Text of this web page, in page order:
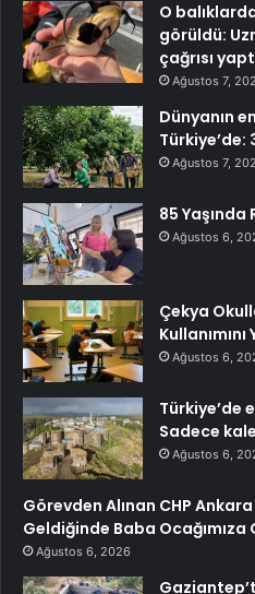
O
görüldü:
çağrısı
Ağustos 7,
Dünyanın
Ağustos 7,
85
Ağustos 6,
Çekya
Ağustos 6,
Türkiye’de
Sadece
Ağustos 6,
Görevden Alınan CHP
Geldiğinde Baba Ocağımıza
Ağustos 6, 2026